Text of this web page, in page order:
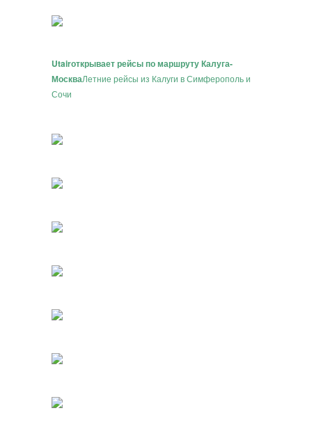
Utairоткрывает рейсы по маршруту Калуга-
МоскваЛетние рейсы из Калуги в Симферополь и
Сочи